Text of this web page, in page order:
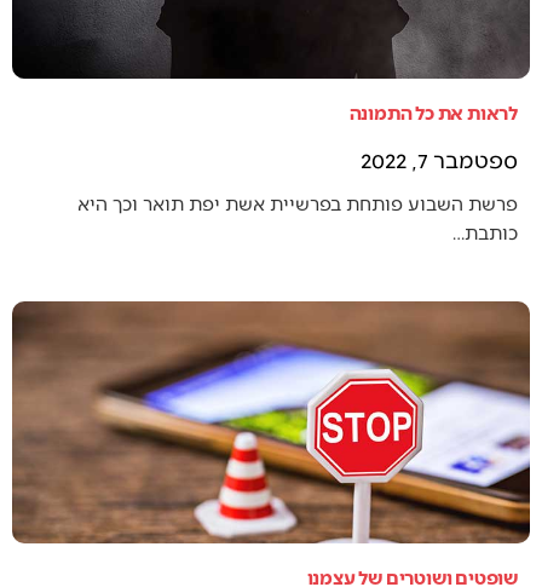
לראות את כל התמונה
ספטמבר 7, 2022
פרשת השבוע פותחת בפרשיית אשת יפת תואר וכך היא
כותבת…
שופטים ושוטרים של עצמנו